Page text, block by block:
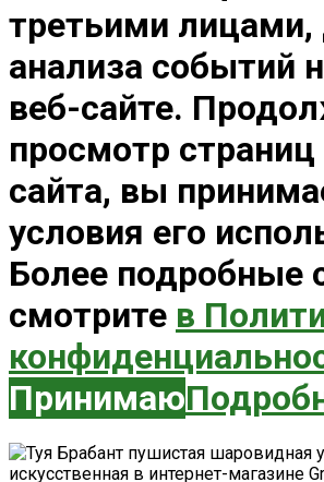
третьими лицами,
анализа событий
веб-сайте.
просмотр
сайта, вы
условия его
Более подробные
смотрите в
Принимаю